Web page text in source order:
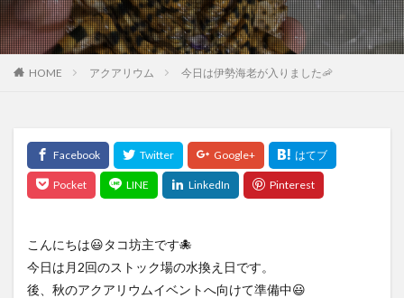
HOME アクアリウム 今日は伊勢海老が入りました🦐
こんにちは😃タコ坊主です🐙
今日は月2回のストック場の水換え日です。
後、秋のアクアリウムイベントへ向けて準備中😃